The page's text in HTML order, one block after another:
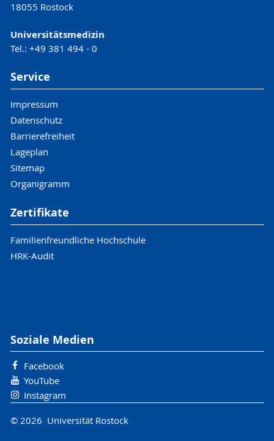
18055 Rostock
Universitätsmedizin
Tel.: +49 381 494 - 0
Service
Impressum
Datenschutz
Barrierefreiheit
Lageplan
Sitemap
Organigramm
Zertifikate
Familienfreundliche Hochschule
HRK-Audit
Soziale Medien
Facebook
YouTube
Instagram
© 2026 Universität Rostock